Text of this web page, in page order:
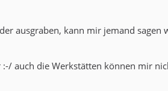
ausgraben, kann mir jemand
auch die Werkstätten können mir